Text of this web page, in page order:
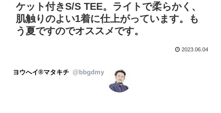
ケット付きS/S TEE。ライトで柔らかく、
肌触りのよい1着に仕上がっています。も
う夏ですのでオススメです。
2023.06.04
ヨウへイ®︎マタキチ @bbgdmy